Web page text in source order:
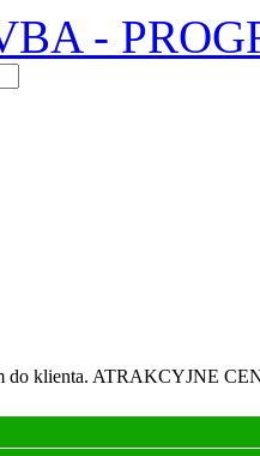
-
do klienta. ATRAKCYJNE